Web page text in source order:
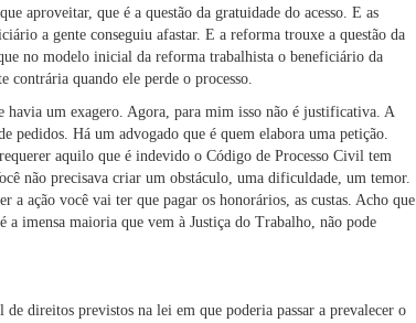
aproveitar, que é a questão da gratuidade do acesso. E as
a gente conseguiu afastar. E a reforma trouxe a questão da
no modelo inicial da reforma trabalhista o beneficiário da
contrária quando ele perde o processo.
havia um exagero. Agora, para mim isso não é justificativa. A
pedidos. Há um advogado que é quem elabora uma petição.
aquilo que é indevido o Código de Processo Civil tem
não precisava criar um obstáculo, uma dificuldade, um temor.
a ação você vai ter que pagar os honorários, as custas. Acho que
a imensa maioria que vem à Justiça do Trabalho, não pode
direitos previstos na lei em que poderia passar a prevalecer o